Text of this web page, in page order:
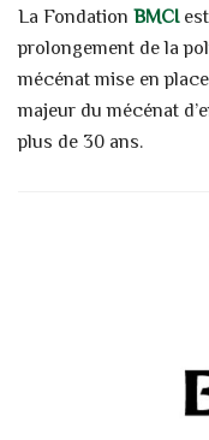
La Fondation BMCI
prolongement de la
mécénat mise en
majeur du mécénat
plus de 30 ans.